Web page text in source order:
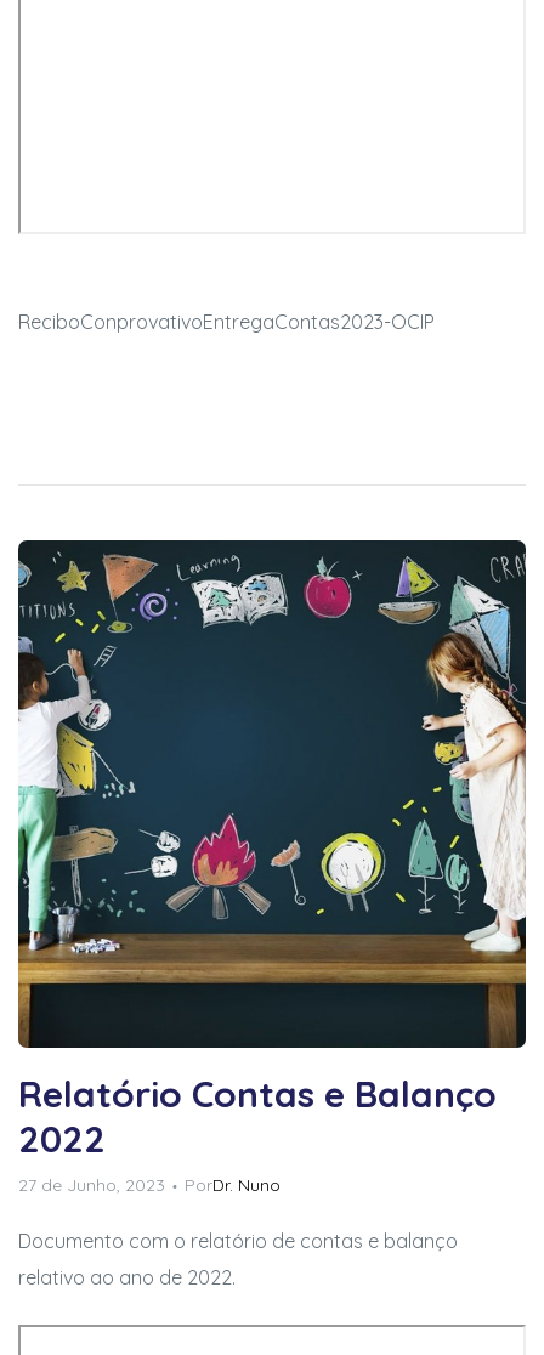
ReciboConprovativoEntregaContas2023-OCIP
Relatório Contas e Balanço
2022
27 de Junho, 2023 PorDr. Nuno
Documento com o relatório de contas e balanço
relativo ao ano de 2022.